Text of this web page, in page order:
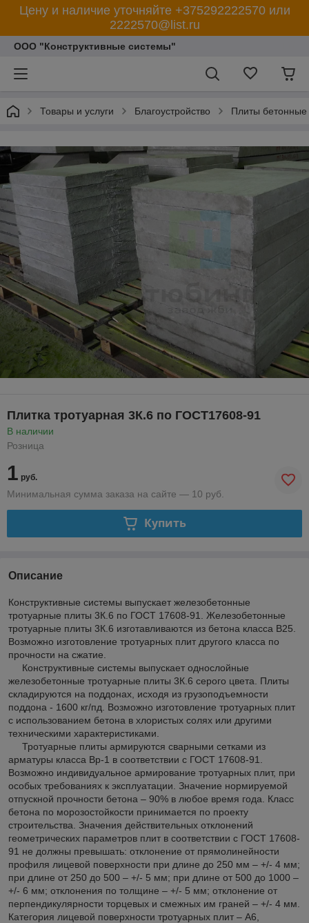
Цену и наличие уточняйте +375292222570 или
2222570@list.ru
ООО "Конструктивные системы"
Товары и услуги Благоустройство Плиты
Плитка тротуарная 3К.6 по ГОСТ17608-91
В наличии
Розница
1 руб.
Минимальная сумма заказа на сайте — 10 руб.
Купить
Описание
Конструктивные системы выпускает железобетонные
тротуарные плиты 3К.6 по ГОСТ 17608-91. Железобетонные
тротуарные плиты 3К.6 изготавливаются из бетона класса В25.
Возможно изготовление тротуарных плит другого класса по
прочности на сжатие.
Конструктивные системы выпускает однослойные
железобетонные тротуарные плиты 3К.6 серого цвета. Плиты
складируются на поддонах, исходя из грузоподъемности
поддона - 1600 кг/пд. Возможно изготовление тротуарных плит
с использованием бетона в хлористых солях или другими
техническими характеристиками.
Тротуарные плиты армируются сварными сетками из
арматуры класса Вр-1 в соответствии с ГОСТ 17608-91.
Возможно индивидуальное армирование тротуарных плит, при
особых требованиях к эксплуатации. Значение нормируемой
отпускной прочности бетона – 90% в любое время года. Класс
бетона по морозостойкости принимается по проекту
строительства. Значения действительных отклонений
геометрических параметров плит в соответствии с ГОСТ 17608-
91 не должны превышать: отклонение от прямолинейности
профиля лицевой поверхности при длине до 250 мм – +/- 4 мм;
при длине от 250 до 500 – +/- 5 мм; при длине от 500 до 1000 –
+/- 6 мм; отклонения по толщине – +/- 5 мм; отклонение от
перпендикулярности торцевых и смежных им граней – +/- 4 мм.
Категория лицевой поверхности тротуарных плит – А6,